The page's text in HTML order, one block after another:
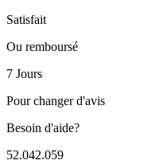
Satisfait
Ou remboursé
7 Jours
Pour changer d'avis
Besoin d'aide?
52.042.059